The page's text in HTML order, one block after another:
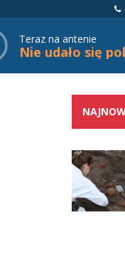
Teraz na antenie